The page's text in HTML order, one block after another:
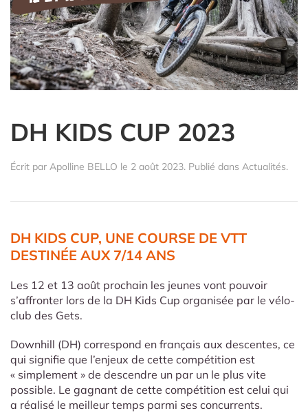
DH KIDS CUP 2023
Écrit par Apolline BELLO le 2 août 2023. Publié dans Actualités.
DH KIDS CUP, UNE COURSE DE VTT
DESTINÉE AUX 7/14 ANS
Les 12 et 13 août prochain les jeunes vont pouvoir
s’affronter lors de la DH Kids Cup organisée par le vélo-
club des Gets.
Downhill (DH) correspond en français aux descentes, ce
qui signifie que l’enjeux de cette compétition est
« simplement » de descendre un par un le plus vite
possible. Le gagnant de cette compétition est celui qui
a réalisé le meilleur temps parmi ses concurrents.